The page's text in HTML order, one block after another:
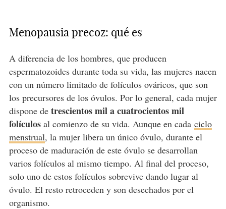
Menopausia precoz: qué es
A diferencia de los hombres, que producen
espermatozoides durante toda su vida, las mujeres nacen
con un número limitado de folículos ováricos, que son
los precursores de los óvulos. Por lo general, cada mujer
dispone de trescientos mil a cuatrocientos mil
folículosal comienzo de su vida. Aunque en cada ciclo
menstrual, la mujer libera un único óvulo, durante el
proceso de maduración de este óvulo se desarrollan
varios folículos al mismo tiempo. Al final del proceso,
solo uno de estos folículos sobrevive dando lugar al
óvulo. El resto retroceden y son desechados por el
organismo.